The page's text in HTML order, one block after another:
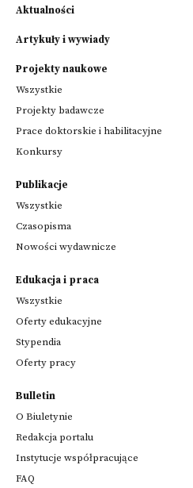
maja
1946
roku
jako
Wyższa
Szkoła
Pedagogiczna.&nbsp;
Przeglądaj
powiązane
instytucją
Osoby
Oferty edukacyjne
Więcej informacji o instytucji
Aktualności
Artykuły i wywiady
Projekty naukowe
Wszystkie
Projekty badawcze
Prace doktorskie i habilitacyjne
Konkursy
Publikacje
Wszystkie
Czasopisma
Nowości wydawnicze
Edukacja i praca
Wszystkie
Oferty edukacyjne
Stypendia
Oferty pracy
Bulletin
O Biuletynie
Redakcja portalu
Instytucje współpracujące
FAQ